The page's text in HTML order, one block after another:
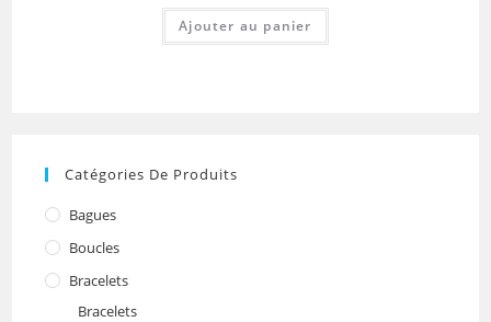
Ajouter au panier
Catégories De Produits
Bagues
Boucles
Bracelets
Bracelets